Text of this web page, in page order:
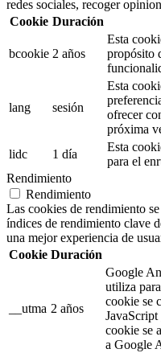
redes sociales, recoger
Cookie Duración
bcookie 2 años
Esta
propósito
lang sesión
Esta
ofrecer
próxima
lidc
1 día
Esta
para el
Rendimiento
Rendimiento
Las cookies de rendimiento
índices de rendimiento clave
una mejor experiencia de
Cookie Duración
__utma 2 años
Google
utiliza
cookie se
cookie se
a Google